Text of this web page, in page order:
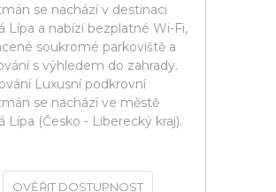
se nachází v destinaci
Lípa a nabízí bezplatné Wi-Fi,
soukromé parkoviště a
s výhledem do zahrady.
Luxusní podkrovní
se nachází ve městě
Lípa (Česko - Liberecký kraj).
OVĚŘIT DOSTUPNOST